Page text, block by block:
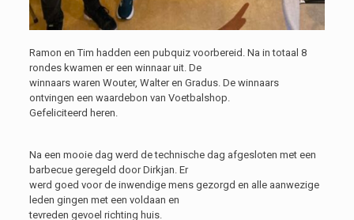
Ramon en Tim hadden een pubquiz voorbereid. Na in totaal 8
rondes kwamen er een winnaar uit. De
winnaars waren Wouter, Walter en Gradus. De winnaars
ontvingen een waardebon van Voetbalshop.
Gefeliciteerd heren.
Na een mooie dag werd de technische dag afgesloten met een
barbecue geregeld door Dirkjan. Er
werd goed voor de inwendige mens gezorgd en alle aanwezige
leden gingen met een voldaan en
tevreden gevoel richting huis.